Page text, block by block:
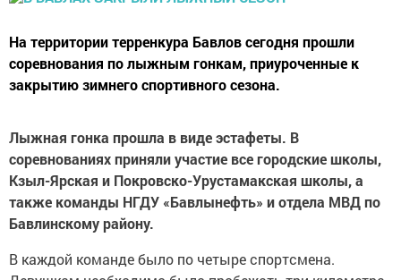
На территории терренкура Бавлов сегодня прошли
соревнования по лыжным гонкам, приуроченные к
закрытию зимнего спортивного сезона.
Лыжная гонка прошла в виде эстафеты. В
соревнованиях приняли участие все городские школы,
Кзыл-Ярская и Покровско-Урустамакская школы, а
также команды НГДУ «Бавлынефть» и отдела МВД по
Бавлинскому району.
В каждой команде было по четыре спортсмена.